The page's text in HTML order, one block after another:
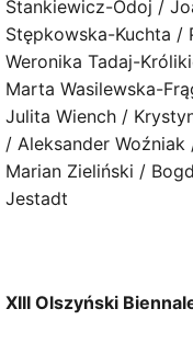
Stankiewicz-Odoj /
Stępkowska-Kuchta /
Weronika Tadaj-
Marta Wasilewska-
Julita Wiench /
/ Aleksander
Marian Zieliński /
Jestadt
XIII Olszyński